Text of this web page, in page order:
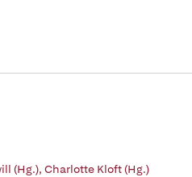
(Hg.), Charlotte Kloft (Hg.)